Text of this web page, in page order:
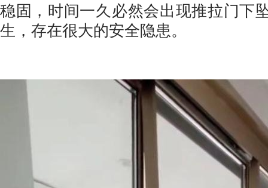
稳固，时间一久必然会出现推拉门下
生，存在很大的安全隐患。